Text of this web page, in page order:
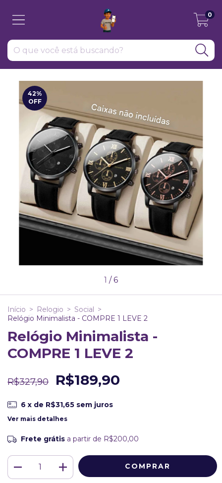
0
42%
OFF
1 /6
Início > Relogio > Social >
Relógio Minimalista - COMPRE 1 LEVE 2
Relógio Minimalista -
COMPRE 1 LEVE 2
R$327,90 R$189,90
6 x de R$31,65 sem juros
Ver mais detalhes
Frete grátis a partir de R$200,00